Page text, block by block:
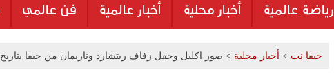
رياضة عالمية أخبار محلية أخبار عالمية فن عالمي
حيفا نت > أخبار محلية > صور اكليل وحفل زفاف ريتشارد وناريمان من حيفا بتاريخ 09-8-22